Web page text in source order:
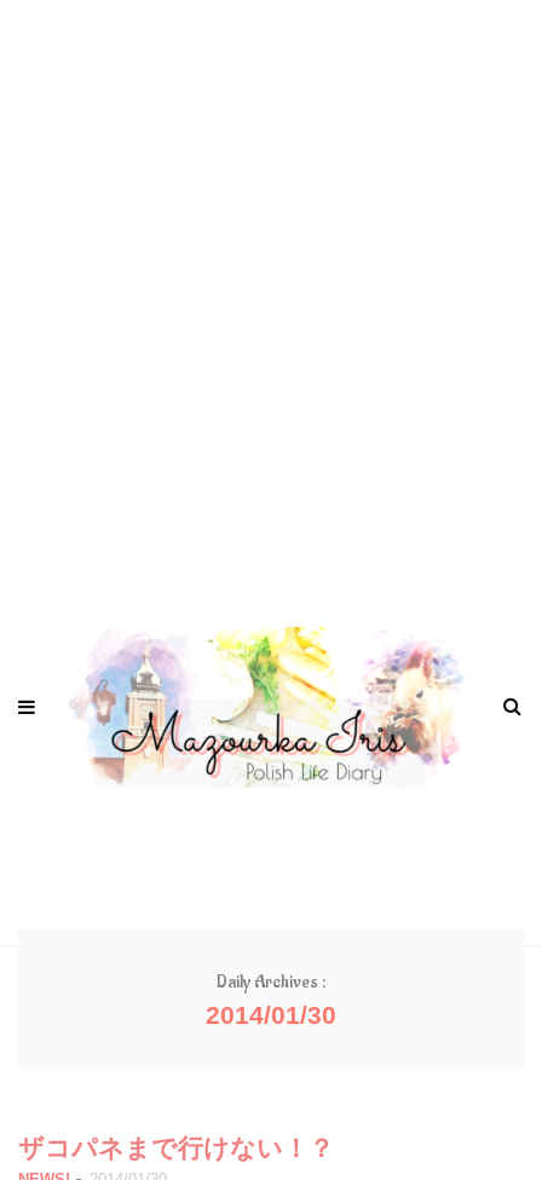
Daily Archives :
2014/01/30
ザコパネまで行けない！？